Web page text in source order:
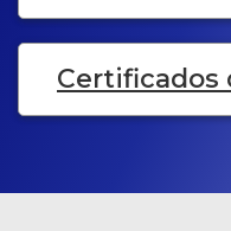
Certificados